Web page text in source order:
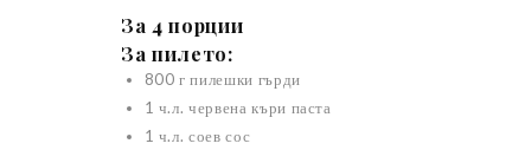
За 4 порции
За пилето:
800 г пилешки гърди
1 ч.л. червена къри паста
1 ч.л. соев сос